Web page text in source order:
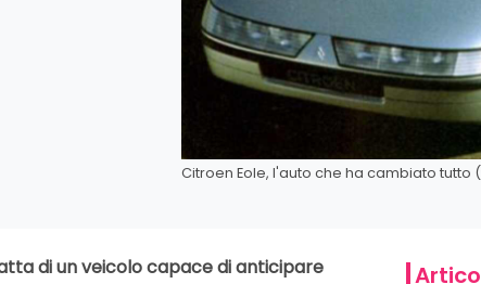
Citroen Eole, l'auto che ha cambiato
di un veicolo capace di anticipare